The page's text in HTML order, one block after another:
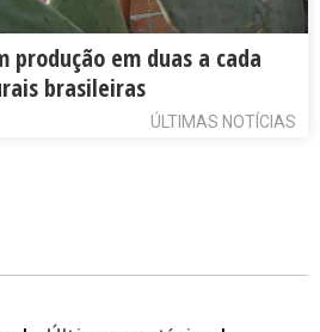
produção em duas a cada
brasileiras
ÚLTIMAS NOTÍCIAS